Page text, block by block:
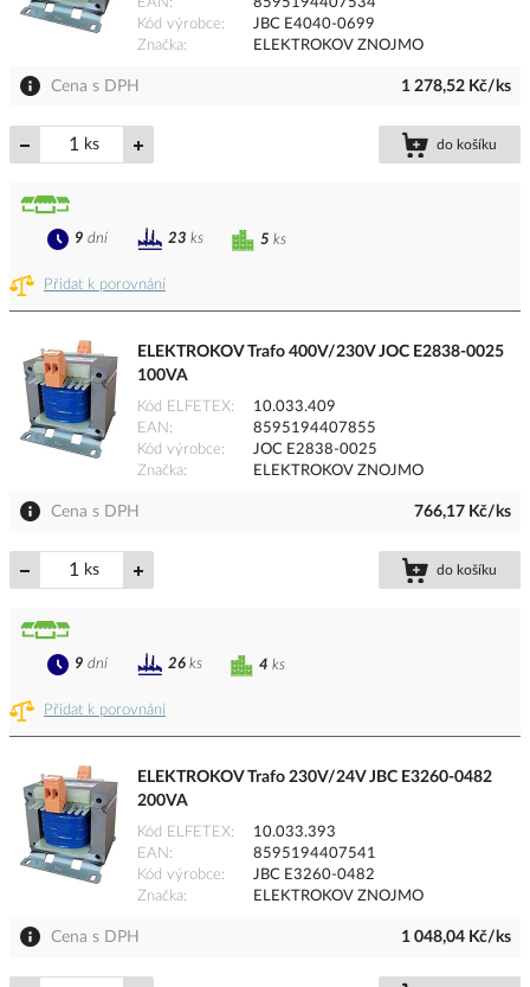
EAN
8595194407534
Kód výrobce
JBC E4040-0699
Značka
ELEKTROKOV ZNOJMO
Cena s DPH 1 278,52 Kč/ks
ks do košíku
Přidat k porovnání
5 ks
9 dní 23 ks
ELEKTROKOV Trafo 400V/230V JOC E2838-0025
100VA
Kód ELFETEX
10.033.409
EAN
8595194407855
Kód výrobce
JOC E2838-0025
Značka
ELEKTROKOV ZNOJMO
Cena s DPH 766,17 Kč/ks
ks do košíku
Přidat k porovnání
4 ks
9 dní 26 ks
ELEKTROKOV Trafo 230V/24V JBC E3260-0482
200VA
Kód ELFETEX
10.033.393
EAN
8595194407541
Kód výrobce
JBC E3260-0482
Značka
ELEKTROKOV ZNOJMO
Cena s DPH 1 048,04 Kč/ks